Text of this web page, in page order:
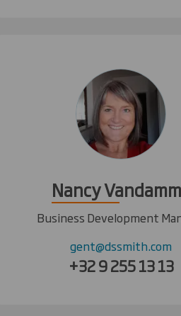
Nancy
Business Development
gent@dssmith.com
+32 9 255 13 13